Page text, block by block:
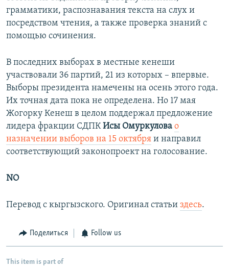
грамматики, распознавания текста на слух и
посредством чтения, а также проверка знаний с
помощью сочинения.
В последних выборах в местные кенеши
участвовали 36 партий, 21 из которых – впервые.
Выборы президента намечены на осень этого года.
Их точная дата пока не определена. Но 17 мая
Жогорку Кенеш в целом поддержал предложение
лидера фракции СДПКИсы Омуркулова о
назначении выборов на 15 октября и направил
соответствующий законопроект на голосование.
NO
Перевод с кыргызского. Оригинал статьи здесь.
Поделиться Follow us
This item is part of